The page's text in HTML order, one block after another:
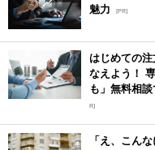
魅力
[PR]
はじめての
なえよう！
も」無料相
R]
「え、こん